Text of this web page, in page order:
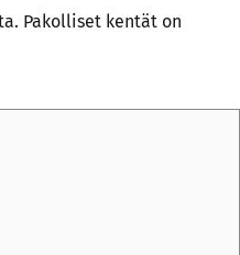
Pakolliset kentät on